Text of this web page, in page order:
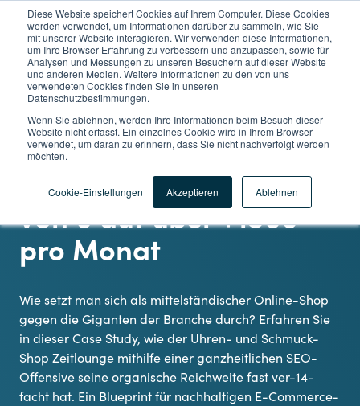
Diese Website speichert Cookies auf Ihrem Computer. Diese Cookies
werden verwendet, um Informationen darüber zu sammeln, wie Sie
mit unserer Website interagieren. Wir verwenden diese Informationen,
um Ihre Browser-Erfahrung zu verbessern und anzupassen, sowie für
Analysen und Messungen zu unseren Besuchern auf dieser Website
und anderen Medien. Weitere Informationen zu den von uns
verwendeten Cookies finden Sie in unseren
Datenschutzbestimmungen.
Wenn Sie ablehnen, werden Ihre Informationen beim Besuch dieser
Website nicht erfasst. Ein einzelnes Cookie wird in Ihrem Browser
verwendet, um daran zu erinnern, dass Sie nicht nachverfolgt werden
möchten.
Cookie-Einstellungen Akzeptieren Ablehnen
SEO E-COMMERCE CASE STUDY
Steigerung der Sales
von 0 auf über +1500
pro Monat
Wie setzt man sich als mittelständischer Online-Shop
gegen die Giganten der Branche durch? Erfahren Sie
in dieser Case Study, wie der Uhren- und Schmuck-
Shop Zeitlounge mithilfe einer ganzheitlichen SEO-
Offensive seine organische Reichweite fast ver-14-
facht hat. Ein Blueprint für nachhaltigen E-Commerce-